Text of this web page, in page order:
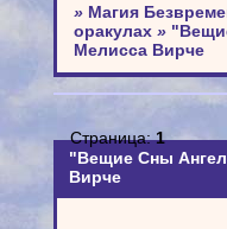
» Магия
оракулах »
Мелисса Вирче
"Вещие Сны
Вирче
Страница:1